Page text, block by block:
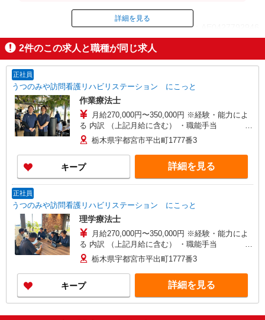
ID：AE0427792946
掲載期間終了
詳細を見る
2件のこの求人と職種が同じ求人
正社員
うつのみや訪問看護リハビリステーション にこっと
作業療法士
月給270,000円〜350,000円 ※経験・能力によ
る 内訳 （上記月給に含む） ・職能手当 ・
訪問手当 ・残業手当 ※月収例 入社4年目 月収
409,000円 基本給249,000円＋職能手当40,000円
訪問件数手当105,000円＋残業手当
栃木県宇都宮市平出町1777番3
キープ 詳細を見る
正社員
うつのみや訪問看護リハビリステーション にこっと
理学療法士
月給270,000円〜350,000円 ※経験・能力によ
る 内訳 （上記月給に含む） ・職能手当 ・
訪問手当 ・残業手当 ※月収例 入社4年目 月収
409,000円 基本給249,000円＋職能手当40,000円
訪問件数手当105,000円＋残業手当
栃木県宇都宮市平出町1777番3
キープ 詳細を見る